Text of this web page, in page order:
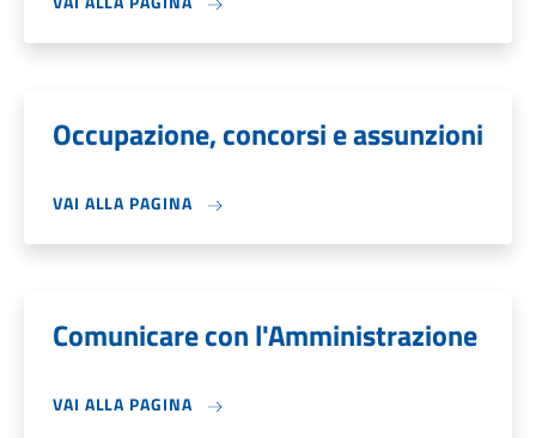
Occupazione, concorsi e assunzioni
VAI ALLA PAGINA
Comunicare con l'Amministrazione
VAI ALLA PAGINA